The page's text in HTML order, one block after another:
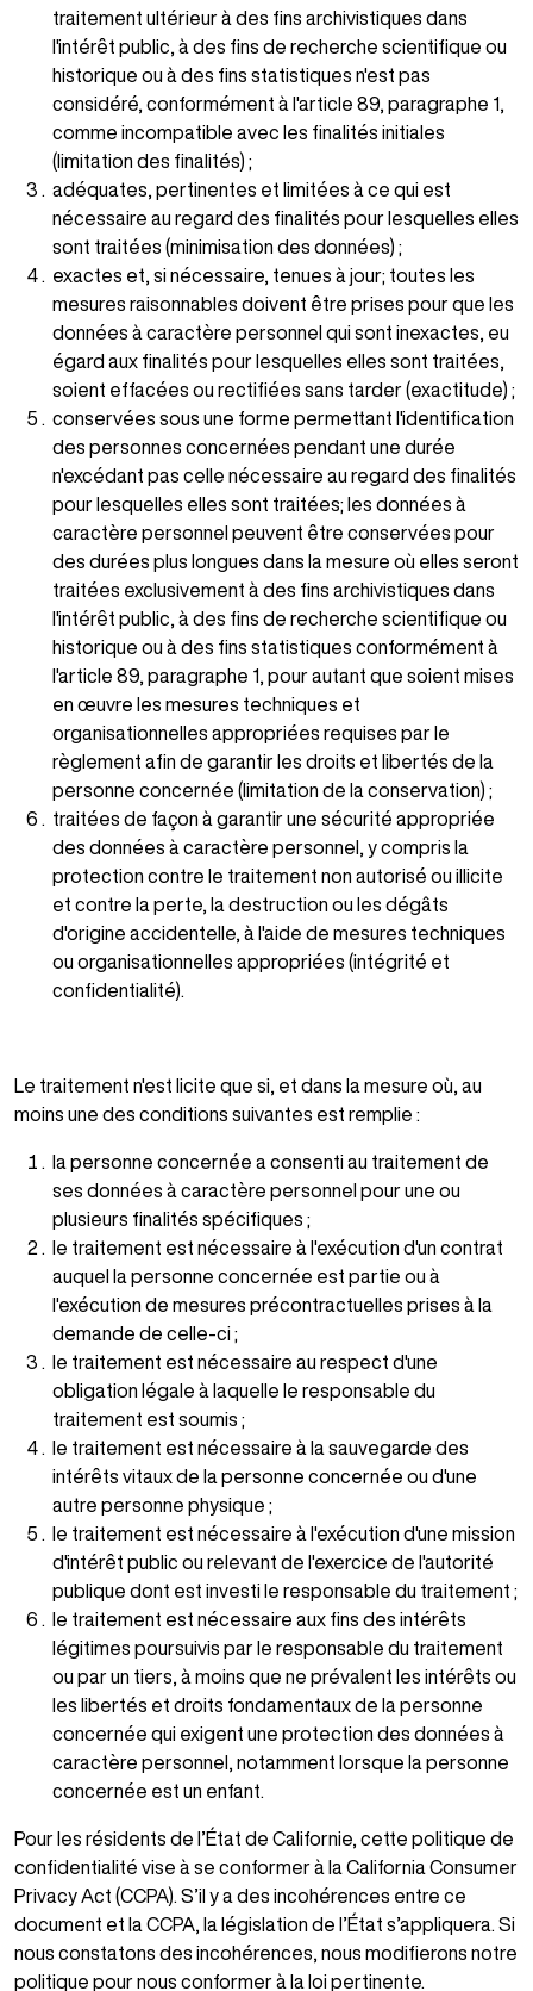
traitement ultérieur à des fins archivistiques dans
l'intérêt public, à des fins de recherche scientifique ou
historique ou à des fins statistiques n'est pas
considéré, conformément à l'article 89, paragraphe 1,
comme incompatible avec les finalités initiales
(limitation des finalités) ;
adéquates, pertinentes et limitées à ce qui est
nécessaire au regard des finalités pour lesquelles elles
sont traitées (minimisation des données) ;
exactes et, si nécessaire, tenues à jour; toutes les
mesures raisonnables doivent être prises pour que les
données à caractère personnel qui sont inexactes, eu
égard aux finalités pour lesquelles elles sont traitées,
soient effacées ou rectifiées sans tarder (exactitude) ;
conservées sous une forme permettant l'identification
des personnes concernées pendant une durée
n'excédant pas celle nécessaire au regard des finalités
pour lesquelles elles sont traitées; les données à
caractère personnel peuvent être conservées pour
des durées plus longues dans la mesure où elles seront
traitées exclusivement à des fins archivistiques dans
l'intérêt public, à des fins de recherche scientifique ou
historique ou à des fins statistiques conformément à
l'article 89, paragraphe 1, pour autant que soient mises
en œuvre les mesures techniques et
organisationnelles appropriées requises par le
règlement afin de garantir les droits et libertés de la
personne concernée (limitation de la conservation) ;
traitées de façon à garantir une sécurité appropriée
des données à caractère personnel, y compris la
protection contre le traitement non autorisé ou illicite
et contre la perte, la destruction ou les dégâts
d'origine accidentelle, à l'aide de mesures techniques
ou organisationnelles appropriées (intégrité et
confidentialité).
Le traitement n'est licite que si, et dans la mesure où, au
moins une des conditions suivantes est remplie :
la personne concernée a consenti au traitement de
ses données à caractère personnel pour une ou
plusieurs finalités spécifiques ;
le traitement est nécessaire à l'exécution d'un contrat
auquel la personne concernée est partie ou à
l'exécution de mesures précontractuelles prises à la
demande de celle-ci ;
le traitement est nécessaire au respect d'une
obligation légale à laquelle le responsable du
traitement est soumis ;
le traitement est nécessaire à la sauvegarde des
intérêts vitaux de la personne concernée ou d'une
autre personne physique ;
le traitement est nécessaire à l'exécution d'une mission
d'intérêt public ou relevant de l'exercice de l'autorité
publique dont est investi le responsable du traitement ;
le traitement est nécessaire aux fins des intérêts
légitimes poursuivis par le responsable du traitement
ou par un tiers, à moins que ne prévalent les intérêts ou
les libertés et droits fondamentaux de la personne
concernée qui exigent une protection des données à
caractère personnel, notamment lorsque la personne
concernée est un enfant.
Pour les résidents de l’État de Californie, cette politique de
confidentialité vise à se conformer à la California Consumer
Privacy Act (CCPA). S’il y a des incohérences entre ce
document et la CCPA, la législation de l’État s’appliquera. Si
nous constatons des incohérences, nous modifierons notre
politique pour nous conformer à la loi pertinente.